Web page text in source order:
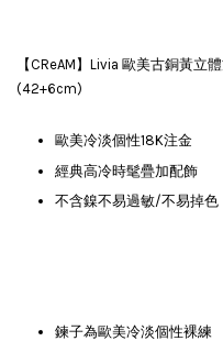
【CReAM】Livia 歐美古銅黃立
(42+6cm)
歐美冷淡個性18K注金
經典高冷時髦疊加配飾
不含鎳不易過敏/不易掉色
鍊子為歐美冷淡個性裸練